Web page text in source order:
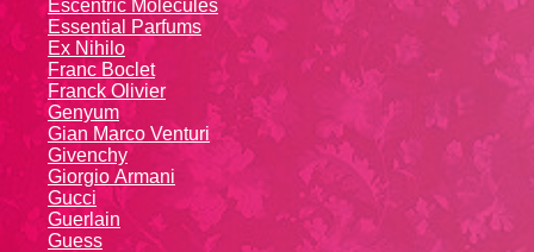
Escentric Molecules
Essential Parfums
Ex Nihilo
Franc Boclet
Franck Olivier
Genyum
Gian Marco Venturi
Givenchy
Giоrgio Аrmаni
Gucci
Guerlain
Guess